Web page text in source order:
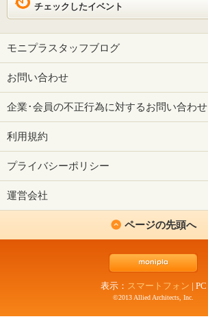
チェックしたイベント
モニプラスタッフブログ
お問い合わせ
企業･会員の不正行為に対するお問い合わせ
利用規約
プライバシーポリシー
運営会社
ページの先頭へ
表示： スマートフォン | PC
©2013 Allied Architects, Inc.